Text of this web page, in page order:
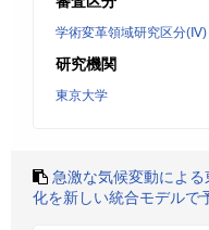
学術変革領域研究区分(Ⅳ)
研究機関
東京大学
急激な気候変動によ
化を新しい統合モデルで